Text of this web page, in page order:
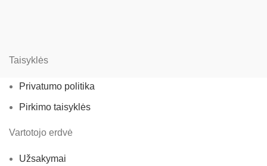
Taisyklės
Privatumo politika
Pirkimo taisyklės
Vartotojo erdvė
Užsakymai